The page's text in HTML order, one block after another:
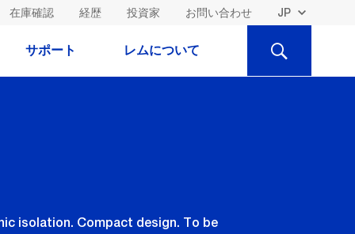
在庫確認 経歴 投資家 お問い合わせ
サポート レムについて
検
isolation. Compact design. To be